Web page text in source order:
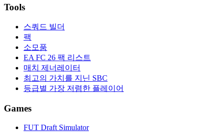
Tools
스쿼드 빌더
팩
소모품
EA FC 26 팩 리스트
매치 제너레이터
최고의 가치를 지닌 SBC
등급별 가장 저렴한 플레이어
Games
FUT Draft Simulator